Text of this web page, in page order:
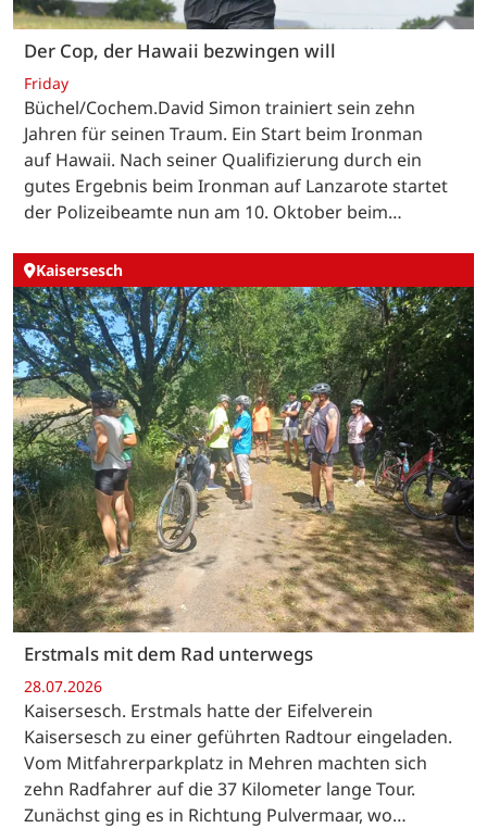
Der Cop, der Hawaii bezwingen will
Friday
Büchel/Cochem.David Simon trainiert sein zehn
Jahren für seinen Traum. Ein Start beim Ironman
auf Hawaii. Nach seiner Qualifizierung durch ein
gutes Ergebnis beim Ironman auf Lanzarote startet
der Polizeibeamte nun am 10. Oktober beim…
Kaisersesch
Erstmals mit dem Rad unterwegs
28.07.2026
Kaisersesch. Erstmals hatte der Eifelverein
Kaisersesch zu einer geführten Radtour eingeladen.
Vom Mitfahrerparkplatz in Mehren machten sich
zehn Radfahrer auf die 37 Kilometer lange Tour.
Zunächst ging es in Richtung Pulvermaar, wo…